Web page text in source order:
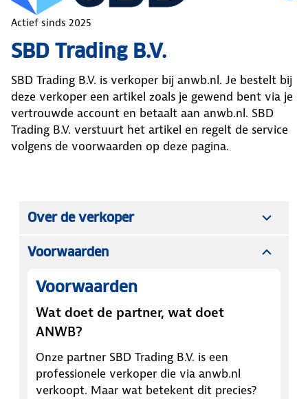
Actief sinds 2025
SBD Trading B.V.
SBD Trading B.V. is verkoper bij anwb.nl. Je bestelt bij
deze verkoper een artikel zoals je gewend bent via je
vertrouwde account en betaalt aan anwb.nl. SBD
Trading B.V. verstuurt het artikel en regelt de service
volgens de voorwaarden op deze pagina.
Over de verkoper
Voorwaarden
Voorwaarden
Wat doet de partner, wat doet
ANWB?
Onze partner SBD Trading B.V. is een
professionele verkoper die via anwb.nl
verkoopt. Maar wat betekent dit precies?